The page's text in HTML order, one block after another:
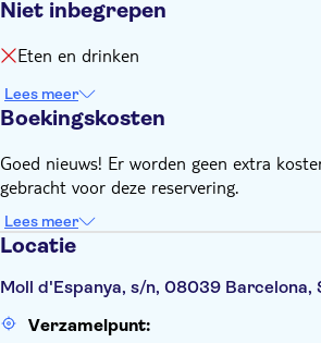
Niet inbegrepen
Eten en drinken
Lees meer
Boekingskosten
Goed nieuws! Er worden geen extra
gebracht voor deze reservering.
Lees meer
Locatie
Moll d'Espanya, s/n, 08039 Barcelona,
Verzamelpunt: